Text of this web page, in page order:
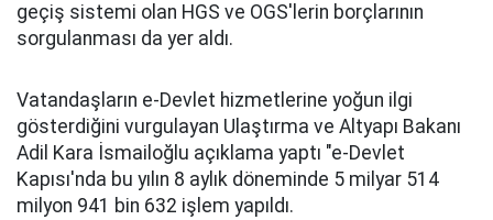
geçiş sistemi olan HGS ve OGS'lerin borçlarının
sorgulanması da yer aldı.
Vatandaşların e-Devlet hizmetlerine yoğun ilgi
gösterdiğini vurgulayan Ulaştırma ve Altyapı Bakanı
Adil Kara İsmailoğlu açıklama yaptı "e-Devlet
Kapısı'nda bu yılın 8 aylık döneminde 5 milyar 514
milyon 941 bin 632 işlem yapıldı.